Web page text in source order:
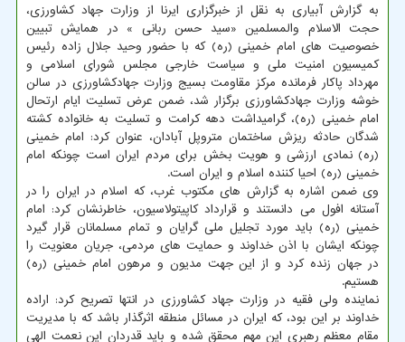
به گزارش آبیاری به نقل از خبرگزاری ایرنا از وزارت جهاد کشاورزی،
حجت الاسلام والمسلمین «سید حسن ربانی » در همایش تبیین
خصوصیت های امام خمینی (ره) که با حضور وحید جلال زاده رئیس
کمیسیون امنیت ملی و سیاست خارجی مجلس شورای اسلامی و
مهرداد پاکار فرمانده مرکز مقاومت بسیج وزارت جهادکشاورزی در سالن
خوشه وزارت جهادکشاورزی برگزار شد، ضمن عرض تسلیت ایام ارتحال
امام خمینی (ره)، گرامیداشت دهه کرامت و تسلیت به خانواده کشته
شدگان حادثه ریزش ساختمان متروپل آبادان، عنوان کرد: امام خمینی
(ره) نمادی ارزشی و هویت بخش برای مردم ایران است چونکه امام
خمینی (ره) احیا کننده اسلام و ایران است.
وی ضمن اشاره به گزارش های مکتوب غرب، که اسلام در ایران را در
آستانه افول می دانستند و قرارداد کاپیتولاسیون، خاطرنشان کرد: امام
خمینی (ره) باید مورد تجلیل ملی گرایان و تمام مسلمانان قرار گیرد
چونکه ایشان با اذن خداوند و حمایت های مردمی، جریان معنویت را
در جهان زنده کرد و از این جهت مدیون و مرهون امام خمینی (ره)
هستیم.
نماینده ولی فقیه در وزارت جهاد کشاورزی در انتها تصریح کرد: اراده
خداوند بر این بود، که ایران در مسائل منطقه اثرگذار باشد که با مدیریت
مقام معظم رهبری این مهم محقق شده و باید قدردان این نعمت الهی